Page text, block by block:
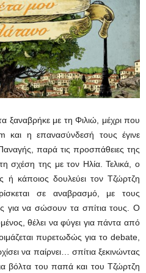
ξαναβρήκε με τη Φιλιώ, μέχρι που
και η επανασύνδεσή τους έγινε
παρά τις προσπάθειες της
σχέση της με τον Ηλία. Τελικά, ο
ή κάποιος δουλεύει τον Τζώρτζη
σε αναβρασμό, με τους
για να σώσουν τα σπίτια τους. Ο
θέλει να φύγει για πάντα από
πυρετωδώς για το debate,
να παίρνει… σπίτια ξεκινώντας
βόλτα του παπά και του Τζώρτζη